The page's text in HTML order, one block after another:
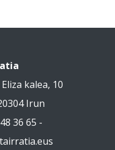
kalea, 10
Irun
36 65 -